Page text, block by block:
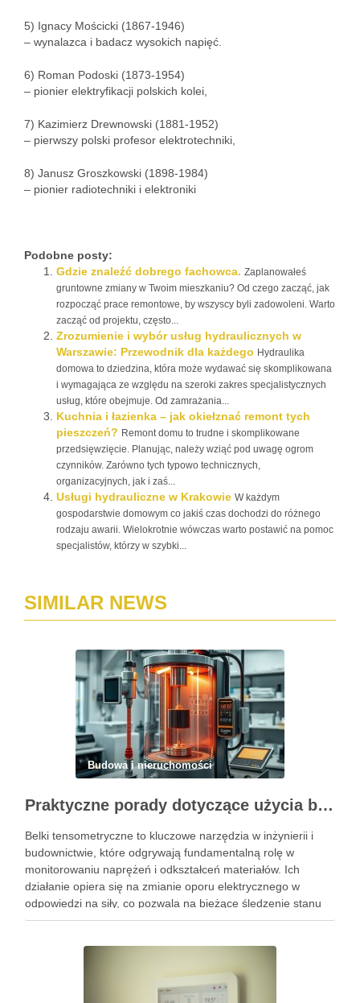
5) Ignacy Mościcki (1867-1946)
– wynalazca i badacz wysokich napięć.
6) Roman Podoski (1873-1954)
– pionier elektryfikacji polskich kolei,
7) Kazimierz Drewnowski (1881-1952)
– pierwszy polski profesor elektrotechniki,
8) Janusz Groszkowski (1898-1984)
– pionier radiotechniki i elektroniki
Podobne posty:
Gdzie znaleźć dobrego fachowca. Zaplanowałeś
gruntowne zmiany w Twoim mieszkaniu? Od czego zacząć, jak
rozpocząć prace remontowe, by wszyscy byli zadowoleni. Warto
zacząć od projektu, często...
Zrozumienie i wybór usług hydraulicznych w
Warszawie: Przewodnik dla każdego Hydraulika
domowa to dziedzina, która może wydawać się skomplikowana
i wymagająca ze względu na szeroki zakres specjalistycznych
usług, które obejmuje. Od zamrażania...
Kuchnia i łazienka – jak okiełznać remont tych
pieszczeń? Remont domu to trudne i skomplikowane
przedsięwzięcie. Planując, należy wziąć pod uwagę ogrom
czynników. Zarówno tych typowo technicznych,
organizacyjnych, jak i zaś...
Usługi hydrauliczne w Krakowie W każdym
gospodarstwie domowym co jakiś czas dochodzi do różnego
rodzaju awarii. Wielokrotnie wówczas warto postawić na pomoc
specjalistów, którzy w szybki...
SIMILAR NEWS
Budowa i nieruchomości
Praktyczne porady dotyczące użycia belki tensometrycznej w różnych zastosowaniach
Belki tensometryczne to kluczowe narzędzia w inżynierii i
budownictwie, które odgrywają fundamentalną rolę w
monitorowaniu naprężeń i odkształceń materiałów. Ich
działanie opiera się na zmianie oporu elektrycznego w
odpowiedzi na siły, co pozwala na bieżące śledzenie stanu
konstrukcji. Dzięki zastosowaniu belek tensometrycznych